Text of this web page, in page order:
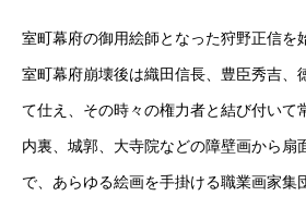
室町幕府の御用絵師となった狩野正信を
室町幕府崩壊後は織田信長、豊臣秀吉、
て仕え、その時々の権力者と結び付いて
内裏、城郭、大寺院などの障壁画から扇
で、あらゆる絵画を手掛ける職業画家集